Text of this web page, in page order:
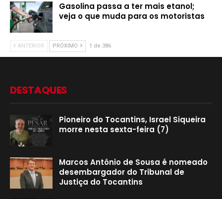
Gasolina passa a ter mais etanol;
veja o que muda para os motoristas
ANTERIOR PRÓXIMO 1 de 386
DESTAQUES
Pioneiro do Tocantins, Israel Siqueira
morre nesta sexta-feira (7)
Marcos Antônio de Sousa é nomeado
desembargador do Tribunal de
Justiça do Tocantins